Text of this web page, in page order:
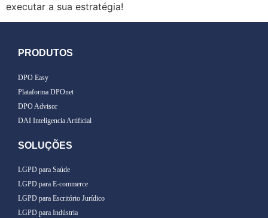
executar a sua estratégia!
PRODUTOS
DPO Easy
Plataforma DPOnet
DPO Advisor
DAI Inteligencia Artificial
SOLUÇÕES
LGPD para Saúde
LGPD para E-commerce
LGPD para Escritório Jurídico
LGPD para Indústria